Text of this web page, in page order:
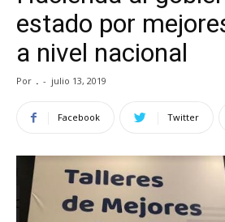
estado por
a nivel nacional
Por . - julio 13, 2019
Facebook Twitter